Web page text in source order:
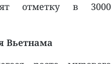
отметку в 3000
Вьетнама